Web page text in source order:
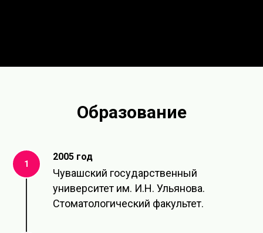
Образование
1
2005 год
Чувашский государственный
университет им. И.Н. Ульянова.
Стоматологический факультет.